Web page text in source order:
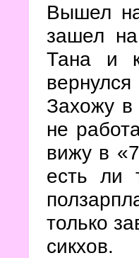
Вышел
зашел
Тана и
Захожу в
не
вижу в
есть ли
только
сикхов.